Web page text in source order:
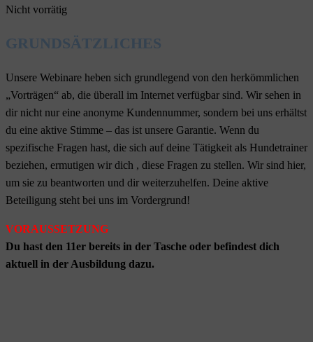
Nicht vorrätig
GRUNDSÄTZLICHES
Unsere Webinare heben sich grundlegend von den herkömmlichen
„Vorträgen“ ab, die überall im Internet verfügbar sind. Wir sehen in
dir nicht nur eine anonyme Kundennummer, sondern bei uns erhältst
du eine aktive Stimme – das ist unsere Garantie. Wenn du
spezifische Fragen hast, die sich auf deine Tätigkeit als Hundetrainer
beziehen, ermutigen wir dich , diese Fragen zu stellen. Wir sind hier,
um sie zu beantworten und dir weiterzuhelfen. Deine aktive
Beteiligung steht bei uns im Vordergrund!
VORAUSSETZUNG
Du hast den 11er bereits in der Tasche oder befindest dich
aktuell in der Ausbildung dazu.